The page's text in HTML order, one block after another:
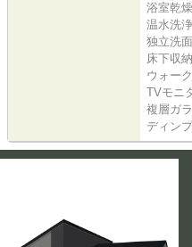
浴室乾
温水洗
独立洗
床下収納
ウォー
TVモニ
複層ガ
ディン